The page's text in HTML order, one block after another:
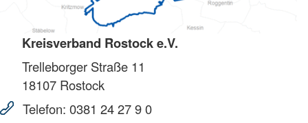
Kreisverband Rostock e.V.
Trelleborger Straße 11
18107 Rostock
Telefon: 0381 24 27 9 0